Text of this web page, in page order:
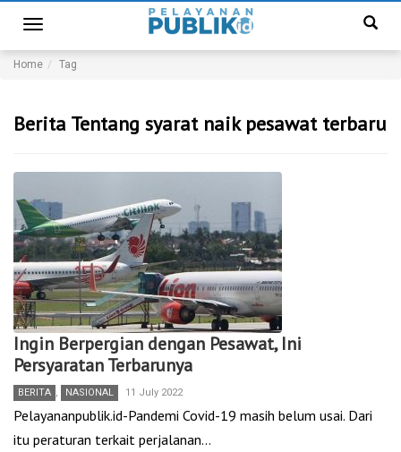
Toggle
navigation
Home Tag
Berita Tentang syarat naik pesawat terbaru
Ingin Berpergian dengan Pesawat, Ini
Persyaratan Terbarunya
BERITA , NASIONAL 11 July 2022
Pelayananpublik.id-Pandemi Covid-19 masih belum usai. Dari
itu peraturan terkait perjalanan…